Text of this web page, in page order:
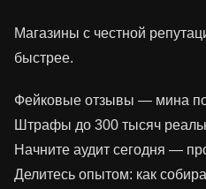
Магазины с честной
быстрее.
Фейковые отзывы — мина
Штрафы до 300 тысяч
Начните аудит сегодня —
Делитесь опытом: как